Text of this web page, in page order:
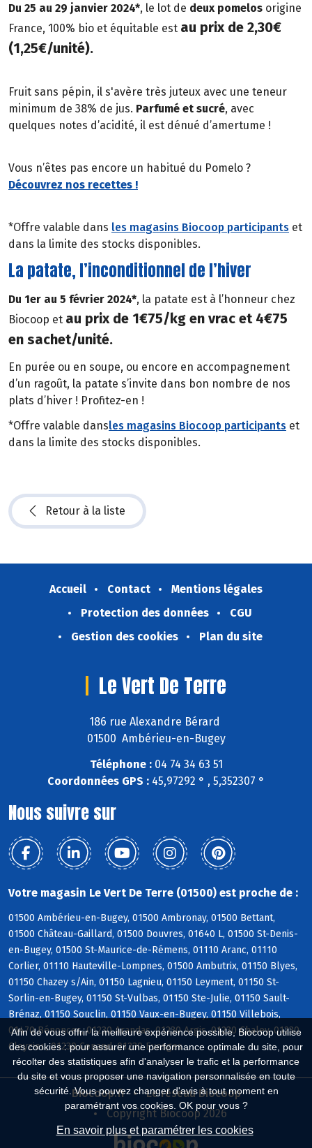
Afin de vous offrir la meilleure expérience possible, Biocoop utilise
des cookies : pour assurer une performance optimale du site, pour
récolter des statistiques afin d'analyser le trafic et la performance
du site et vous proposer une navigation personnalisée en toute
sécurité. Vous pouvez changer d'avis à tout moment en
paramétrant vos cookies. OK pour vous ?
En savoir plus et paramétrer les cookies
Du 25 au 29 janvier 2024*, le lot de deux pomelos origine
France, 100% bio et équitable est au prix de 2,30€
(1,25€/unité).
Fruit sans pépin, il s'avère très juteux avec une teneur
minimum de 38% de jus. Parfumé et sucré, avec
quelques notes d’acidité, il est dénué d’amertume !
Vous n’êtes pas encore un habitué du Pomelo ?
Découvrez nos recettes !
*Offre valable dans les magasins Biocoop participants et
dans la limite des stocks disponibles.
La patate, l’inconditionnel de l’hiver
Du 1er au 5 février 2024*, la patate est à l’honneur chez
Biocoop et au prix de 1€75/kg en vrac et 4€75
en sachet/unité.
En purée ou en soupe, ou encore en accompagnement
d’un ragoût, la patate s’invite dans bon nombre de nos
plats d’hiver ! Profitez-en !
*Offre valable dansles magasins Biocoop participants et
dans la limite des stocks disponibles.
Retour à la liste
Accueil Contact
Mentions légales
Protection des données
CGU
Gestion des cookies
Plan du site
Le Vert De Terre
186 rue Alexandre Bérard
01500 Ambérieu-en-Bugey
Téléphone :04 74 34 63 51
Coordonnées GPS : 45,97292 ° , 5,352307 °
Nous suivre sur
Votre magasin Le Vert De Terre (01500) est proche de :
01500 Ambérieu-en-Bugey, 01500 Ambronay, 01500 Bettant,
01500 Château-Gaillard, 01500 Douvres, 01640 L, 01500 St-Denis-
en-Bugey, 01500 St-Maurice-de-Rémens, 01110 Aranc, 01110
Corlier, 01110 Hauteville-Lompnes, 01500 Ambutrix, 01150 Blyes,
01150 Chazey s/Ain, 01150 Lagnieu, 01150 Leyment, 01150 St-
Sorlin-en-Bugey, 01150 St-Vulbas, 01150 Ste-Julie, 01150 Sault-
Brénaz, 01150 Souclin, 01150 Vaux-en-Bugey, 01150 Villebois,
01470 Bénonces, 01230 Arandas, 01230 Argis, 01230 Chaley, 01230
Cleyzieu, 01230 Conand, 01230 Evosges
Biocoop.fr
Le réseau Biocoop
Copyright Biocoop 2026